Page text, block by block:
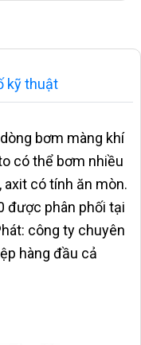
kỹ thuật
bơm màng khí
có thể bơm nhiều
axit có tính ăn mòn.
được phân phối tại
công ty chuyên
hàng đầu cả